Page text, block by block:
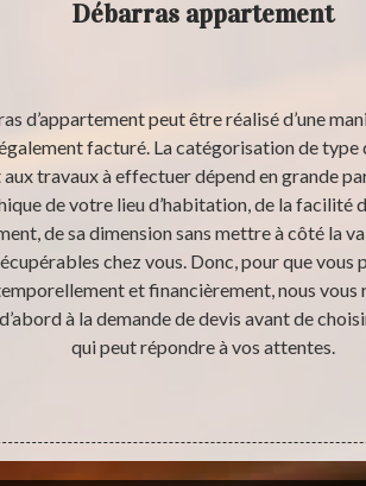
Débarras appartement
d’appartement peut être réalisé d’une
facturé. La catégorisation de type
travaux à effectuer dépend en grande
de votre lieu d’habitation, de la facilité
de sa dimension sans mettre à côté la
chez vous. Donc, pour que vous
et financièrement, nous vous
à la demande de devis avant de
qui peut répondre à vos attentes.